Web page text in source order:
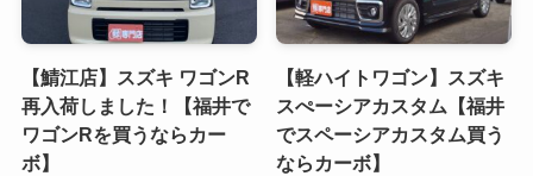
【鯖江店】スズキ ワゴンR
再入荷しました！【福井で
ワゴンRを買うならカー
ボ】
【軽ハイトワゴン】スズキ
スぺーシアカスタム【福井
でスペーシアカスタム買う
ならカーボ】